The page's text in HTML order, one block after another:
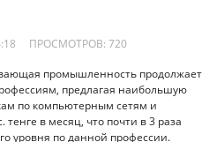
ПРОСМОТРОВ: 720
промышленность продолжает
предлагая наибольшую
по компьютерным сетям и
в месяц, что почти в 3 раза
уровня по данной профессии.